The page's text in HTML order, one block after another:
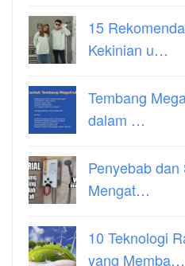
15
Kekinian u…
Tembang
dalam …
Penyebab
Mengat…
10 Teknologi
yang Memba…